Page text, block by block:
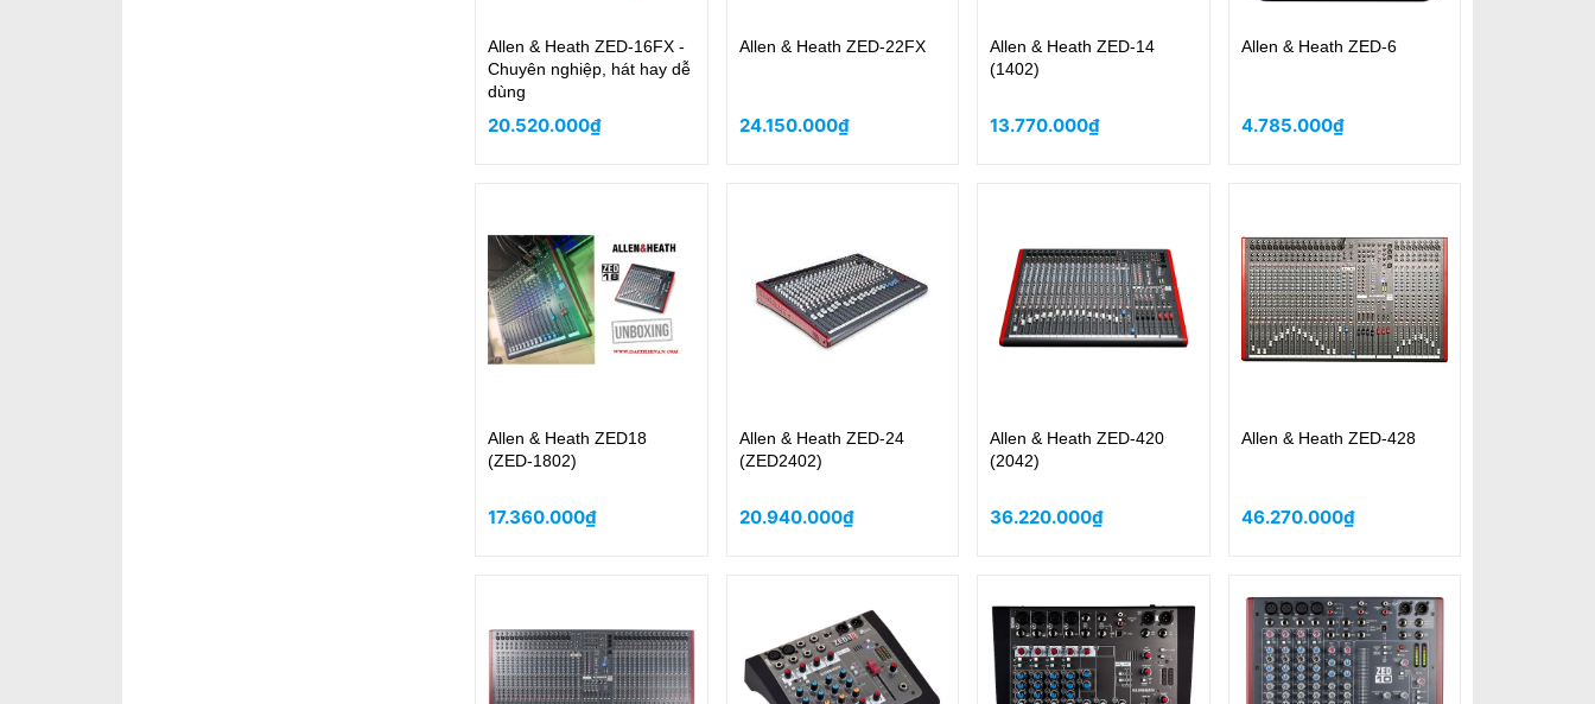
Allen & Heath ZED-16FX -
Chuyên nghiệp, hát hay dễ
dùng
20.520.000₫
Allen & Heath ZED-22FX
24.150.000₫
Allen & Heath ZED-14
(1402)
13.770.000₫
Allen & Heath ZED-6
4.785.000₫
Allen & Heath ZED18
(ZED-1802)
17.360.000₫
Allen & Heath ZED-24
(ZED2402)
20.940.000₫
Allen & Heath ZED-420
(2042)
36.220.000₫
Allen & Heath ZED-428
46.270.000₫